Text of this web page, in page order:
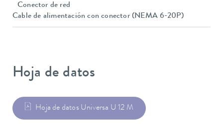
Conector de red
Cable de alimentación con conector (NEMA 6-20P)
Hoja de datos
Hoja de datos Universa U 12 M